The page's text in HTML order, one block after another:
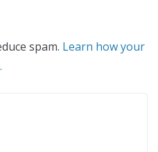
spam. Learn how your